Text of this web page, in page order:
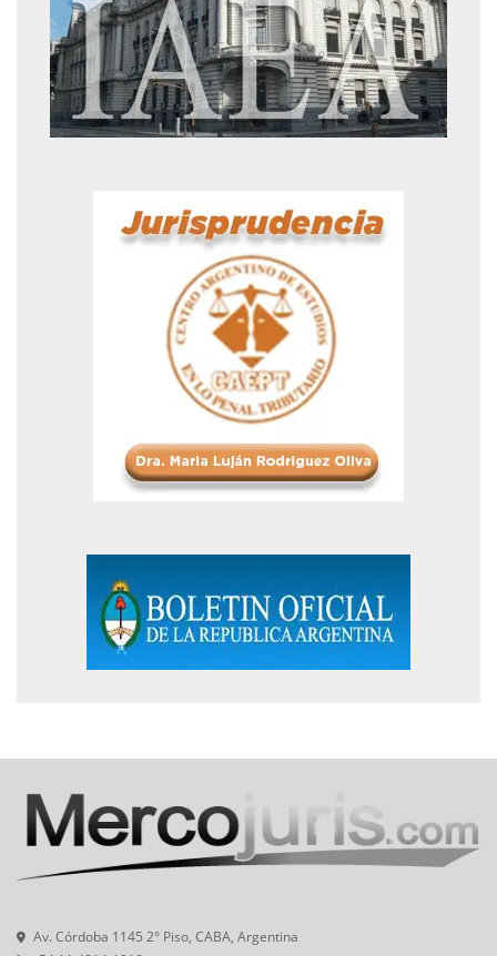
Av. Córdoba 1145 2° Piso, CABA, Argentina